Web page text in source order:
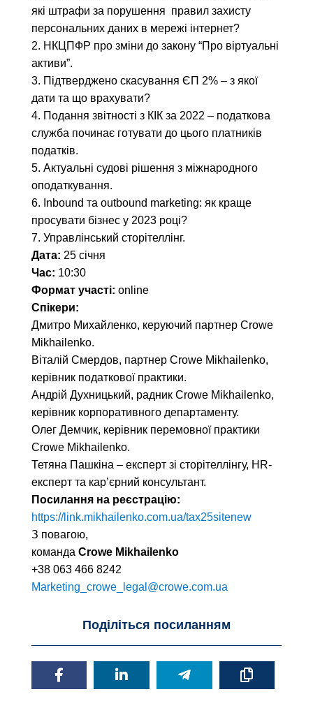
які штрафи за порушення правил захисту
персональних даних в мережі інтернет?
2. НКЦПФР про зміни до закону “Про віртуальні
активи”.
3. Підтверджено скасування ЄП 2% – з якої
дати та що врахувати?
4. Подання звітності з КІК за 2022 – податкова
служба починає готувати до цього платників
податків.
5. Актуальні судові рішення з міжнародного
оподаткування.
6. Inbound та outbound marketing: як краще
просувати бізнес у 2023 році?
7. Управлінський сторітеллінг.
Дата: 25 січня
Час: 10:30
Формат участі: online
Спікери:
Дмитро Михайленко, керуючий партнер Crowe
Mikhailenko.
Віталій Смердов, партнер Crowe Mikhailenko,
керівник податкової практики.
Андрій Духницький, радник Crowe Mikhailenko,
керівник корпоративного департаменту.
Олег Демчик, керівник перемовної практики
Crowe Mikhailenko.
Тетяна Пашкіна – експерт зі сторітеллінгу, HR-
експерт та кар’єрний консультант.
Посилання на реєстрацію:
https://link.mikhailenko.com.ua/tax25sitenew
З повагою,
команда Crowe Mikhailenko
+38 063 466 8242
Marketing_crowe_legal@crowe.com.ua
Поділіться посиланням